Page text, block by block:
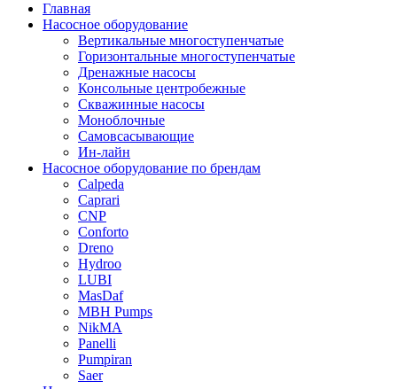
Главная
Насосное оборудование
Вертикальные многоступенчатые
Горизонтальные многоступенчатые
Дренажные насосы
Консольные центробежные
Скважинные насосы
Моноблочные
Самовсасывающие
Ин-лайн
Насосное оборудование по брендам
Calpeda
Caprari
CNP
Conforto
Dreno
Hydroo
LUBI
MasDaf
MBH Pumps
NikMA
Panelli
Pumpiran
Saer